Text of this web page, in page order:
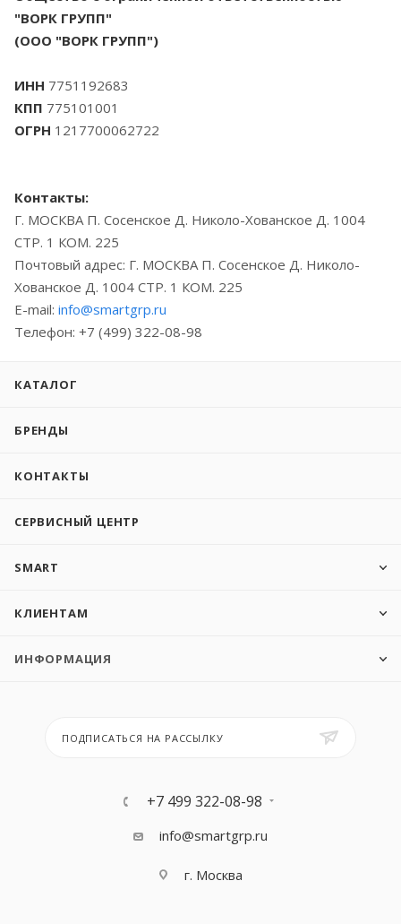
"ВОРК ГРУПП"
(ООО "ВОРК ГРУПП")
ИНН 7751192683
КПП 775101001
ОГРН 1217700062722
Контакты:
Г. МОСКВА П. Сосенское Д. Николо-Хованское Д. 1004
СТР. 1 КОМ. 225
Почтовый адрес: Г. МОСКВА П. Сосенское Д. Николо-
Хованское Д. 1004 СТР. 1 КОМ. 225
E-mail: info@smartgrp.ru
Телефон: +7 (499) 322-08-98
КАТАЛОГ
БРЕНДЫ
КОНТАКТЫ
СЕРВИСНЫЙ ЦЕНТР
SMART
КЛИЕНТАМ
ИНФОРМАЦИЯ
ПОДПИСАТЬСЯ НА РАССЫЛКУ
+7 499 322-08-98
info@smartgrp.ru
г. Москва